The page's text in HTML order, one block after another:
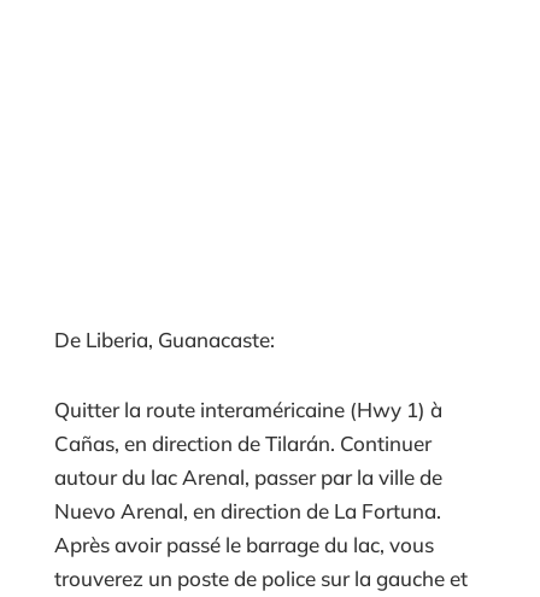
De Liberia, Guanacaste:
Quitter la route interaméricaine (Hwy 1) à
Cañas, en direction de Tilarán. Continuer
autour du lac Arenal, passer par la ville de
Nuevo Arenal, en direction de La Fortuna.
Après avoir passé le barrage du lac, vous
trouverez un poste de police sur la gauche et